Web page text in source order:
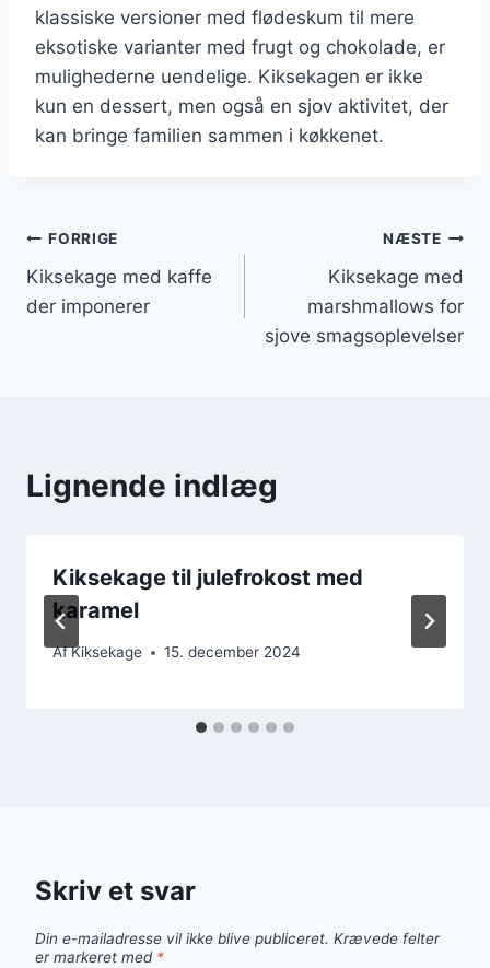
klassiske versioner med flødeskum til mere
eksotiske varianter med frugt og chokolade, er
mulighederne uendelige. Kiksekagen er ikke
kun en dessert, men også en sjov aktivitet, der
kan bringe familien sammen i køkkenet.
Indlægsnavigation
FORRIGE
Kiksekage med kaffe
der imponerer
NÆSTE
Kiksekage med
marshmallows for
sjove smagsoplevelser
Lignende indlæg
Kiksekage til julefrokost med
karamel
AfKiksekage 15. december 2024
Skriv et svar
Din e-mailadresse vil ikke blive publiceret. Krævede felter
er markeret med *